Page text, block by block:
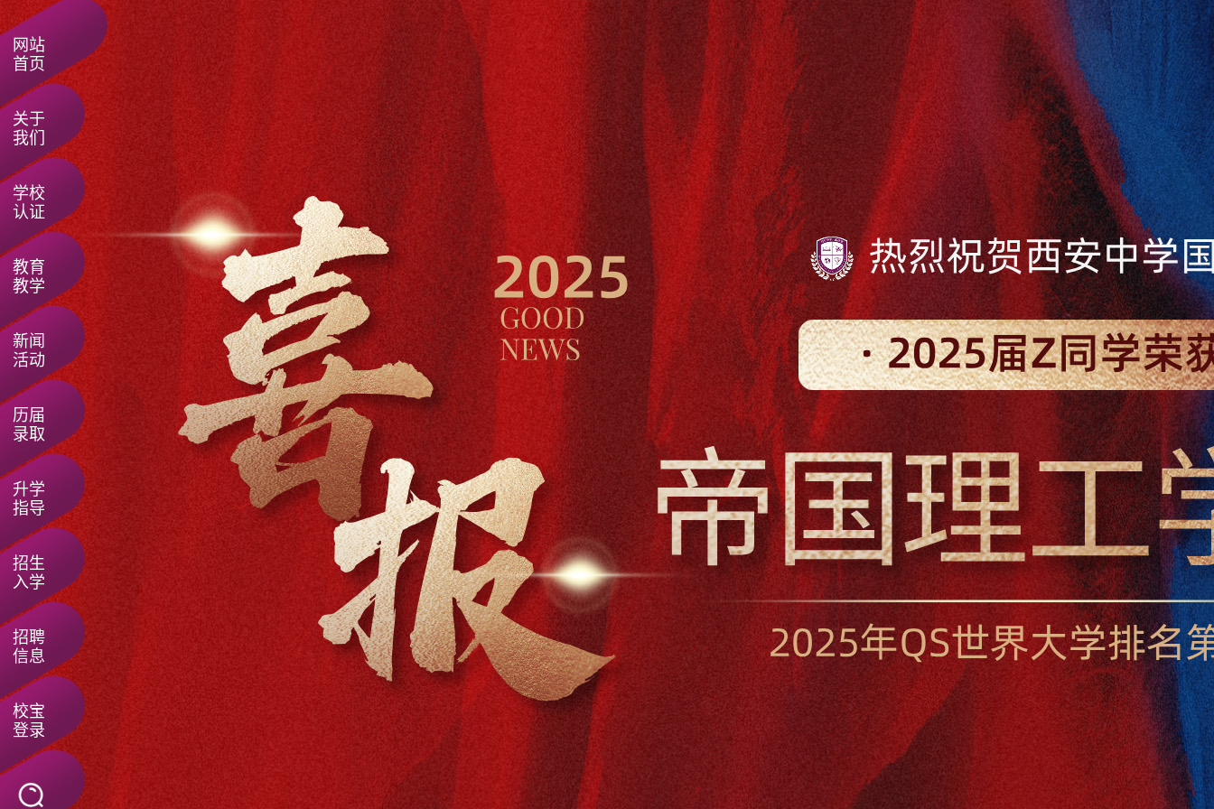
网站
首页
关于
我们
学校
认证
教育
教学
新闻
活动
历届
录取
升学
指导
招生
入学
招聘
信息
校宝
登录